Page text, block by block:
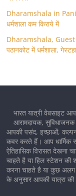
Dharamshala in
धर्मशाला कम किराये में
Dharamshala,
पठानकोट में धर्मशाला,
भारत यात्री वेबसाइट
आरामदायक,
आपकी पसंद, इच्छाओं,
कवर करते हैं। आप धार्मिक
ऐतिहासिक विरासत देखना
चाहते है या हिल स्टेशन की
करना चाहते है या कुछ
के अनुसार आपकी यात्रा